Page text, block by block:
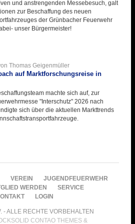
und anstrengenden Messebesuch, galt
zur Beschaffung des neuen
der Grünbacher Feuerwehr
unser Bürgermeister!
Thomas Geigenmüller
auf Marktforschungsreise in
machte sich auf, zur
"Interschutz" 2026 nach
sich über die aktuellen Markttrends
VEREIN
JUGENDFEUERWEHR
WERDEN
SERVICE
LOGIN
- ALLE RECHTE VORBEHALTEN
CONTAO THEMES &